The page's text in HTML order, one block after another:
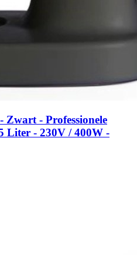
- Professionele
Liter - 230V / 400W -